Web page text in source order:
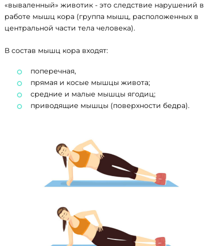
«вываленный» животик - это следствие нарушений в
работе мышц кора (группа мышц, расположенных в
центральной части тела человека).
В состав мышц кора входят:
поперечная,
прямая и косые мышцы живота;
средние и малые мышцы ягодиц;
приводящие мышцы (поверхности бедра).